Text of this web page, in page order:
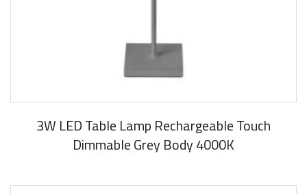
3W LED Table Lamp Rechargeable Touch
Dimmable Grey Body 4000K